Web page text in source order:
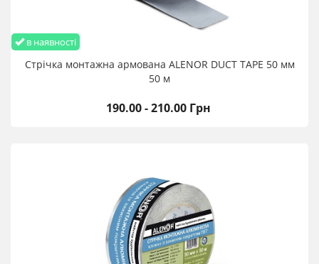
в наявності
Стрічка монтажна армована ALENOR DUCT TAPE 50 мм
50 м
190.00 - 210.00 Грн